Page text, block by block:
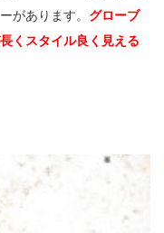
があります。 グローブ
くスタイル良く見える